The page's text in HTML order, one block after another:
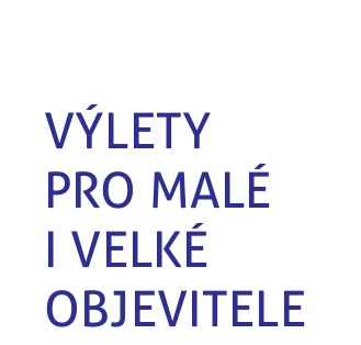
VÝLETY
PRO MALÉ
I VELKÉ
OBJEVITELE